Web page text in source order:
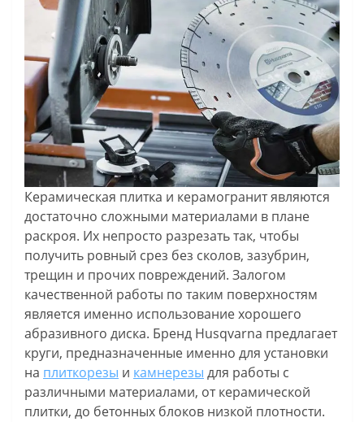
Керамическая плитка и керамогранит являются
достаточно сложными материалами в плане
раскроя. Их непросто разрезать так, чтобы
получить ровный срез без сколов, зазубрин,
трещин и прочих повреждений. Залогом
качественной работы по таким поверхностям
является именно использование хорошего
абразивного диска. Бренд Husqvarna предлагает
круги, предназначенные именно для установки
на плиткорезы и камнерезы для работы с
различными материалами, от керамической
плитки, до бетонных блоков низкой плотности.